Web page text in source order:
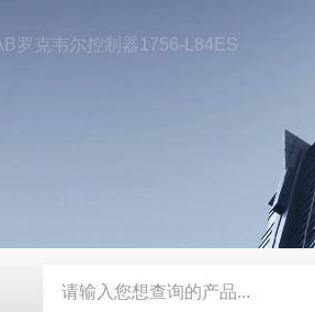
罗克韦尔控制器1756-L84ES
ZSEA-A *皮尔兹PILZ安全激光扫描仪